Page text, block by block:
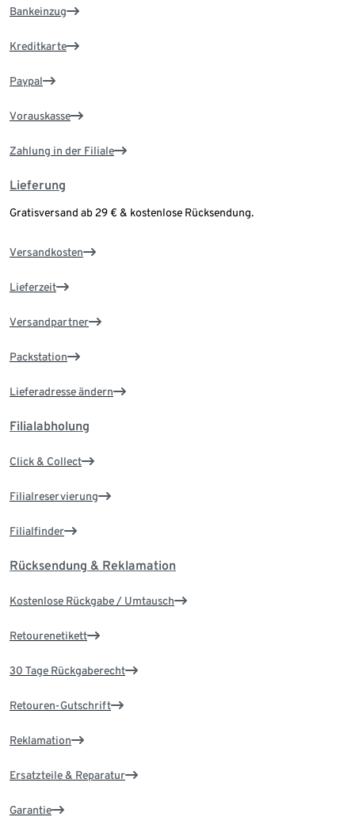
Bankeinzug
Kreditkarte
Paypal
Vorauskasse
Zahlung in der Filiale
Lieferung
Gratisversand ab 29 € & kostenlose Rücksendung.
Versandkosten
Lieferzeit
Versandpartner
Packstation
Lieferadresse ändern
Filialabholung
Click & Collect
Filialreservierung
Filialfinder
Rücksendung & Reklamation
Kostenlose Rückgabe / Umtausch
Retourenetikett
30 Tage Rückgaberecht
Retouren-Gutschrift
Reklamation
Ersatzteile & Reparatur
Garantie